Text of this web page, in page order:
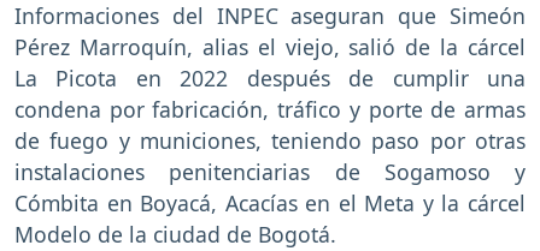
Informaciones del INPEC aseguran que Simeón
Pérez Marroquín, alias el viejo, salió de la cárcel
La Picota en 2022 después de cumplir una
condena por fabricación, tráfico y porte de armas
de fuego y municiones, teniendo paso por otras
instalaciones penitenciarias de Sogamoso y
Cómbita en Boyacá, Acacías en el Meta y la cárcel
Modelo de la ciudad de Bogotá.